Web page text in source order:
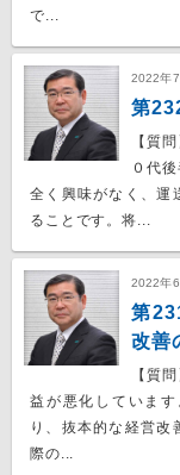
で...
2022年7
第
【質
０代
全く興味がなく、運
ることです。将...
2022年6
第
改善
【質
益が悪化していま
り、抜本的な経営改
際の...